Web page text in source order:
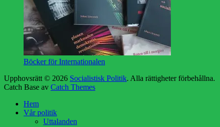
Böcker för Internationalen
Upphovsrätt © 2026 Socialistisk Politik. Alla rättigheter förbehållna.
Catch Base av Catch Themes
Hem
Vår politik
Uttalanden